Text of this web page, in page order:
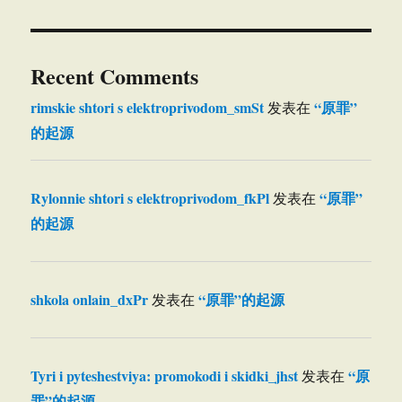
Recent Comments
rimskie shtori s elektroprivodom_smSt发表在“原罪”
的起源
Rylonnie shtori s elektroprivodom_fkPl 发表在“原罪”
的起源
shkola onlain_dxPr 发表在“原罪”的起源
Tyri i pyteshestviya: promokodi i skidki_jhst发表在“原